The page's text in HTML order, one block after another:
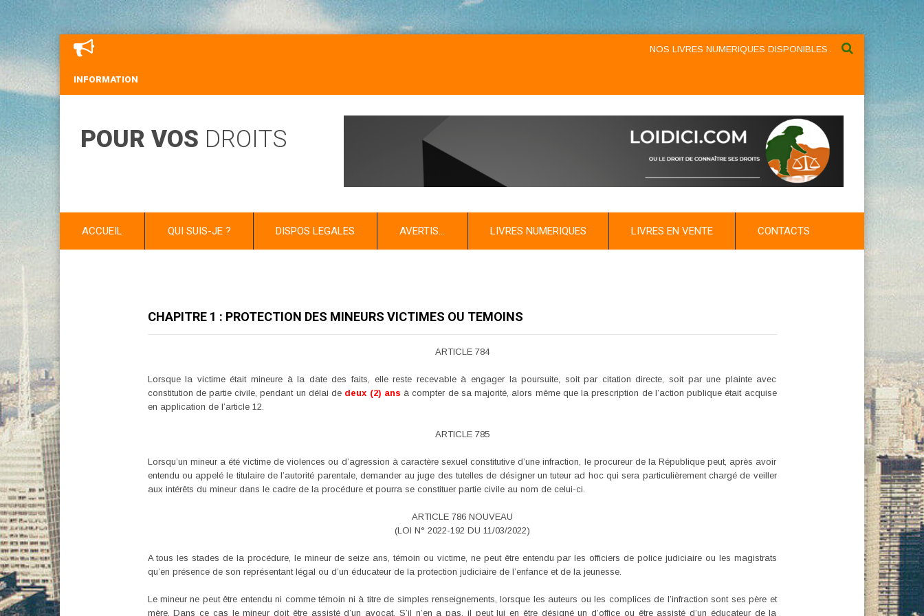
INFORMATION
NOS LIVRES NUMERIQUES DISPONIBLES AU NIVEAU DU MENU
POUR VOS DROITS
ACCUEIL QUI SUIS-JE ? DISPOS LEGALES AVERTIS… LIVRES NUMERIQUES LIVRES EN VENTE CONTACTS
CHAPITRE 1 : PROTECTION DES MINEURS VICTIMES OU TEMOINS
ARTICLE 784
Lorsque la victime était mineure à la date des faits, elle reste recevable à engager la poursuite, soit par citation directe, soit par une plainte avec
constitution de partie civile, pendant un délai de deux (2) ans à compter de sa majorité, alors même que la prescription de l’action publique était acquise
en application de l’article 12.
ARTICLE 785
Lorsqu’un mineur a été victime de violences ou d’agression à caractère sexuel constitutive d’une infraction, le procureur de la République peut, après avoir
entendu ou appelé le titulaire de l’autorité parentale, demander au juge des tutelles de désigner un tuteur ad hoc qui sera particulièrement chargé de veiller
aux intérêts du mineur dans le cadre de la procédure et pourra se constituer partie civile au nom de celui-ci.
ARTICLE 786 NOUVEAU
(LOI N° 2022-192 DU 11/03/2022)
A tous les stades de la procédure, le mineur de seize ans, témoin ou victime, ne peut être entendu par les officiers de police judiciaire ou les magistrats
qu’en présence de son représentant légal ou d’un éducateur de la protection judiciaire de l’enfance et de la jeunesse.
Le mineur ne peut être entendu ni comme témoin ni à titre de simples renseignements, lorsque les auteurs ou les complices de l’infraction sont ses père et
mère. Dans ce cas le mineur doit être assisté d’un avocat. S’il n’en a pas, il peut lui en être désigné un d’office ou être assisté d’un éducateur de la